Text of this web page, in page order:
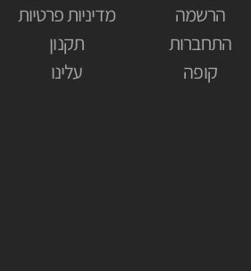
הרשמה
התחברות
קופה
מדיניות פרטיות
תקנון
עלינו